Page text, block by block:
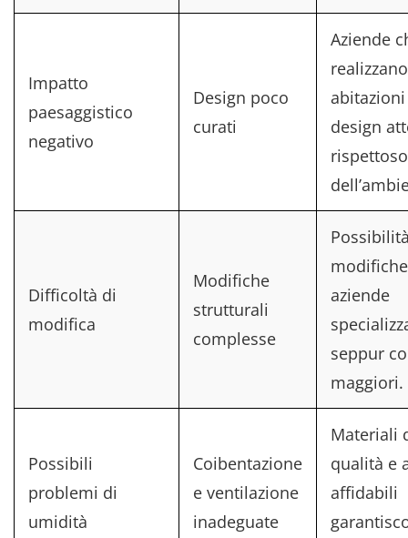
Impatto
paesaggistico
negativo
Design poco
curati
Aziende
realizzano
design
rispettoso
Difficoltà di
modifica
Modifiche
strutturali
complesse
aziende
seppur
maggiori.
Possibili
problemi di
umidità
Coibentazione
e ventilazione
inadeguate
Materiali
qualità e
affidabili